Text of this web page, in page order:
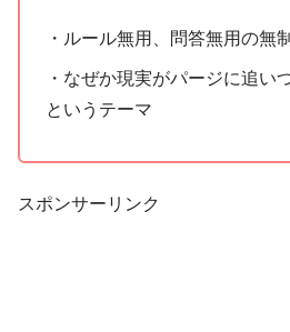
・ルール無用、問答無用の無
・なぜか現実がパージに追い
というテーマ
スポンサーリンク